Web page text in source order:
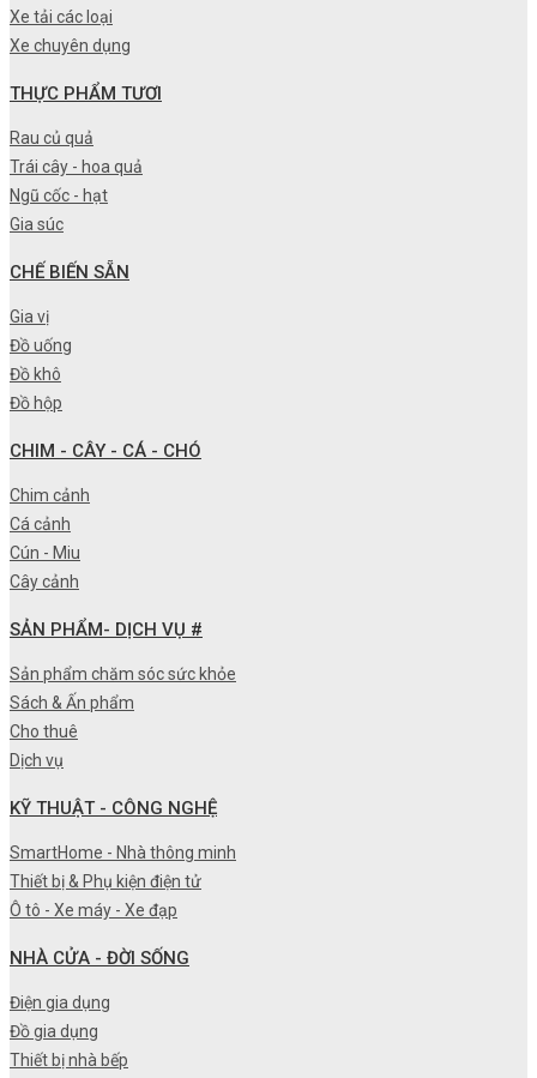
Xe tải các loại
Xe chuyên dụng
THỰC PHẨM TƯƠI
Rau củ quả
Trái cây - hoa quả
Ngũ cốc - hạt
Gia súc
CHẾ BIẾN SẴN
Gia vị
Đồ uống
Đồ khô
Đồ hộp
CHIM - CÂY - CÁ - CHÓ
Chim cảnh
Cá cảnh
Cún - Miu
Cây cảnh
SẢN PHẨM- DỊCH VỤ #
Sản phẩm chăm sóc sức khỏe
Sách & Ấn phẩm
Cho thuê
Dịch vụ
KỸ THUẬT - CÔNG NGHỆ
SmartHome - Nhà thông minh
Thiết bị & Phụ kiện điện tử
Ô tô - Xe máy - Xe đạp
NHÀ CỬA - ĐỜI SỐNG
Điện gia dụng
Đồ gia dụng
Thiết bị nhà bếp